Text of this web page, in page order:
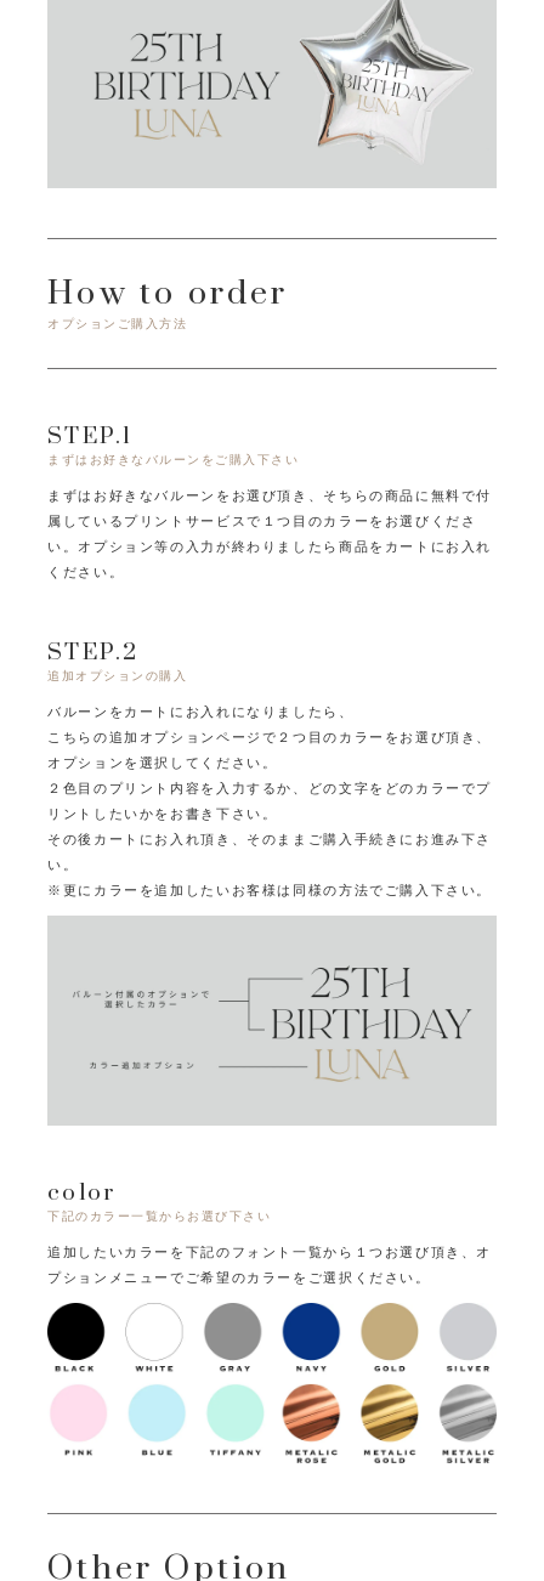
How to order
オプションご購入方法
STEP.1
まずはお好きなバルーンをご購入下さい
まずはお好きなバルーンをお選び頂き、 そちらの商品に無料で付
属しているプリントサービスで１つ目のカラーをお選びくださ
い。 オプション等の入力が終わりましたら商品をカートにお入れ
ください。
STEP.2
追加オプションの購入
バルーンをカートにお入れになりましたら、
こちらの追加オプションページで２つ目のカラーをお選び頂き、
オプションを選択してください。
２色目のプリント内容を入力するか、どの文字をどのカラーでプ
リントしたいかをお書き下さい。
その後カートにお入れ頂き、そのままご購入手続きにお進み下さ
い。
※更にカラーを追加したいお客様は同様の方法でご購入下さい。
color
下記のカラー一覧からお選び下さい
追加したいカラーを下記のフォント一覧から１つお選び頂き、オ
プションメニューでご希望のカラーをご選択ください。